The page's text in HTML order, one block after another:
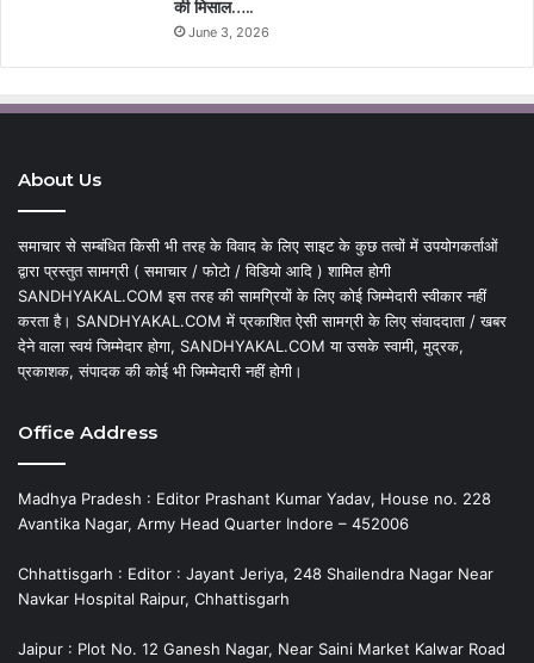
की मिसाल…..
June 3, 2026
About Us
समाचार से सम्बंधित किसी भी तरह के विवाद के लिए साइट के कुछ तत्वों में उपयोगकर्ताओं
द्वारा प्रस्तुत सामग्री ( समाचार / फोटो / विडियो आदि ) शामिल होगी
SANDHYAKAL.COM इस तरह की सामग्रियों के लिए कोई जिम्मेदारी स्वीकार नहीं
करता है। SANDHYAKAL.COM में प्रकाशित ऐसी सामग्री के लिए संवाददाता / खबर
देने वाला स्वयं जिम्मेदार होगा, SANDHYAKAL.COM या उसके स्वामी, मुद्रक,
प्रकाशक, संपादक की कोई भी जिम्मेदारी नहीं होगी।
Office Address
Madhya Pradesh : Editor Prashant Kumar Yadav, House no. 228
Avantika Nagar, Army Head Quarter Indore – 452006
Chhattisgarh : Editor : Jayant Jeriya, 248 Shailendra Nagar Near
Navkar Hospital Raipur, Chhattisgarh
Jaipur : Plot No. 12 Ganesh Nagar, Near Saini Market Kalwar Road